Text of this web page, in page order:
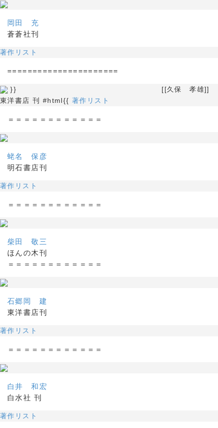
岡田 充
蒼蒼社刊
著作リスト
======================
}} [[久保 孝雄]]
東洋書店 刊 #html{{ 著作リスト
＝＝＝＝＝＝＝＝＝＝＝＝
蛯名 保彦
明石書店刊
著作リスト
＝＝＝＝＝＝＝＝＝＝＝＝
柴田 敬三
ほんの木刊
＝＝＝＝＝＝＝＝＝＝＝＝
石郷岡 建
東洋書店刊
著作リスト
＝＝＝＝＝＝＝＝＝＝＝＝
白井 和宏
白水社 刊
著作リスト